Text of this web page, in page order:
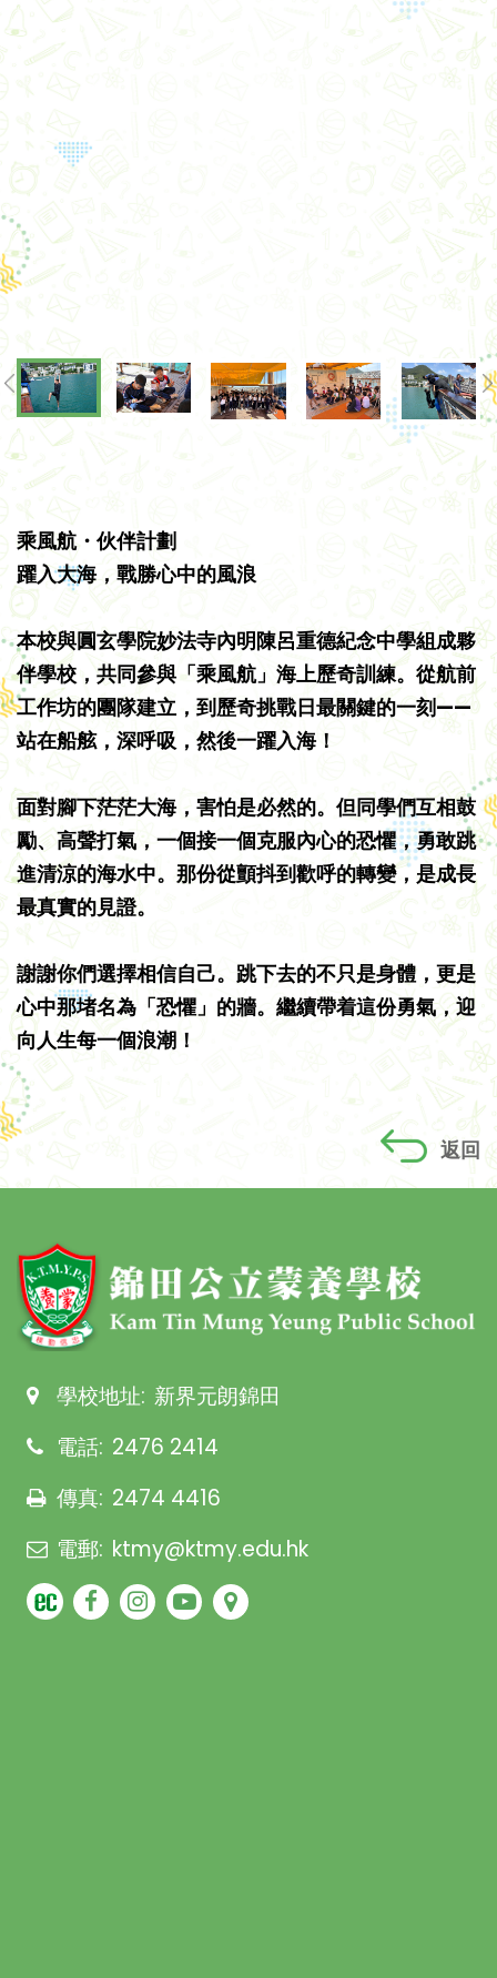
乘風航・伙伴計劃
躍入大海，戰勝心中的風浪
本校與圓玄學院妙法寺內明陳呂重德紀念中學組成夥
伴學校，共同參與「乘風航」海上歷奇訓練。從航前
工作坊的團隊建立，到歷奇挑戰日最關鍵的一刻——
站在船舷，深呼吸，然後一躍入海！
面對腳下茫茫大海，害怕是必然的。但同學們互相鼓
勵、高聲打氣，一個接一個克服內心的恐懼，勇敢跳
進清涼的海水中。那份從顫抖到歡呼的轉變，是成長
最真實的見證。
謝謝你們選擇相信自己。跳下去的不只是身體，更是
心中那堵名為「恐懼」的牆。繼續帶着這份勇氣，迎
向人生每一個浪潮！
返回
學校地址: 新界元朗錦田
電話: 2476 2414
傳真: 2474 4416
電郵: ktmy@ktmy.edu.hk